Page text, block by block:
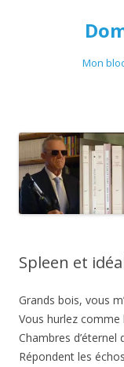
Mon
Spleen et
Grands bois, vous
Vous hurlez
Chambres
Répondent les